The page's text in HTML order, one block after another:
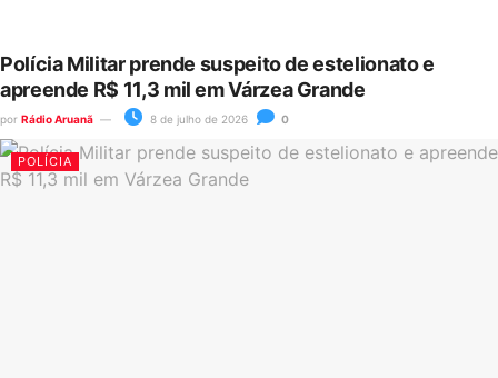
Polícia Militar prende suspeito de estelionato e
apreende R$ 11,3 mil em Várzea Grande
por Rádio Aruanã 8 de julho de 2026 0
POLÍCIA